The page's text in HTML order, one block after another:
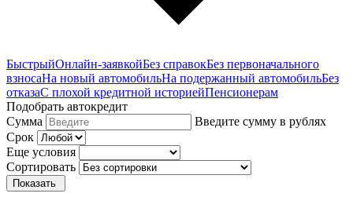
БыстрыйОнлайн-заявкойБез справокБез первоначального
взносаНа новый автомобильНа подержанный автомобильБез
отказаС плохой кредитной историейПенсионерам
Подобрать автокредит
Сумма
Введите сумму в рублях
Срок
Еще условия
Сортировать
Показать